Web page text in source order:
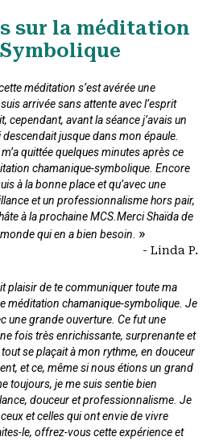
sur la méditation
méditation s’est avérée une
arrivée sans attente avec l’esprit
cependant, avant la séance j’avais un
jusque dans mon épaule.
quittée quelques minutes après ce
chamanique-symbolique. Encore
à la bonne place et qu’avec une
et un professionnalisme hors pair,
à la prochaine MCS. Merci Shaïda de
qui en a bien besoin. »
- Linda P.
plaisir de te communiquer toute ma
méditation chamanique-symbolique. Je
une grande ouverture. Ce fut une
fois très enrichissante, surprenante et
se plaçait à mon rythme, en douceur
et ce, même si nous étions un grand
toujours, je me suis sentie bien
douceur et professionnalisme. Je
et celles qui ont envie de vivre
le, offrez-vous cette expérience et